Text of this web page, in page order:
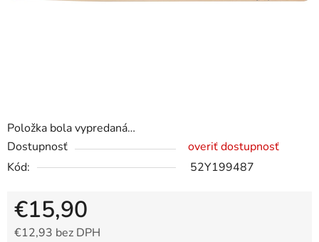
Položka bola vypredaná…
Dostupnosť
overiť dostupnosť
Kód:
52Y199487
€15,90
€12,93 bez DPH